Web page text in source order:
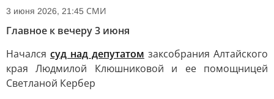
3 июня 2026, 21:45 СМИ
Главное к вечеру 3 июня
Начался суд над депутатом заксобрания Алтайского
края Людмилой Клюшниковой и ее помощницей
Светланой Кербер